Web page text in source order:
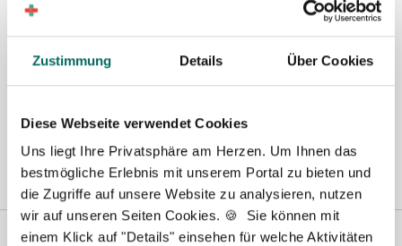
Zustimmung Details Über Cookies
Diese Webseite verwendet Cookies
Uns liegt Ihre Privatsphäre am Herzen. Um Ihnen das
bestmögliche Erlebnis mit unserem Portal zu bieten und
die Zugriffe auf unsere Website zu analysieren, nutzen
wir auf unseren Seiten Cookies. 🍪 Sie können mit
einem Klick auf "Details" einsehen für welche Aktivitäten
Hamburg|Hannover Heilbronn|Ingolstadt Kassel|Lübeck|
Magdeburg|Mönchengladbach|München|Münster|Neu-Ulm|
Wilhelmshaven|